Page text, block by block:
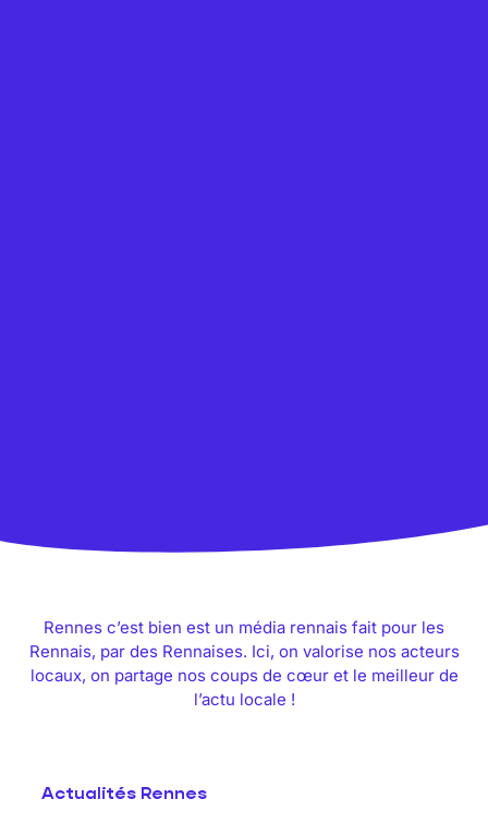
Rennes c’est bien est un média rennais fait pour les
Rennais, par des Rennaises. Ici, on valorise nos acteurs
locaux, on partage nos coups de cœur et le meilleur de
l’actu locale !
Actualités Rennes